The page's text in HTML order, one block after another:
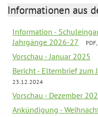
Informationen aus
Information -
Jahrgänge 2026-27
Vorschau - Januar 2025
Bericht - Elternbrief zum
23.12.2024
Vorschau - Dezember
Ankündigung -